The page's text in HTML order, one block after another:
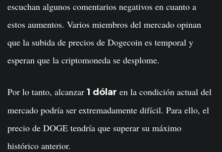
escuchan algunos comentarios negativos en cuanto a
estos aumentos. Varios miembros del mercado opinan
que la subida de precios de Dogecoin es temporal y
esperan que la criptomoneda se desplome.
Por lo tanto, alcanzar 1 dólar en la condición actual del
mercado podría ser extremadamente difícil. Para ello, el
precio de DOGE tendría que superar su máximo
histórico anterior.